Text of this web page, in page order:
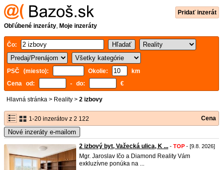
Pridať inzerát
Obľúbené inzeráty, Moje inzeráty
Čo:
PSČ (miesto): Okolie:
km
Cena od:
- do: €
Hlavná stránka > Reality > 2 izbovy
1-20 inzerátov z 2 122 Cena
Nové inzeráty e-mailom
2 izbový byt, Važecká ulica, K ... - TOP - [9.8. 2026]
Mgr. Jaroslav Ičo a Diamond Reality Vám
exkluzívne ponúka na ...